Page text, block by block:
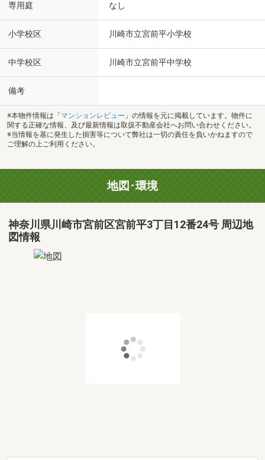
専用庭 なし
小学校区 川崎市立宮前平小学校
中学校区 川崎市立宮前平中学校
備考
※本物件情報は「 マンションレビュー 」の情報を元に掲載しています。物件に
関する正確な情報、及び最新情報は取扱不動産会社へお問い合わせください。
※当情報を基に発生した損害等について弊社は一切の責任を負いかねますので
ご理解の上ご利用ください。
地図･環境
神奈川県川崎市宮前区宮前平3丁目12番24号 周辺地
図情報